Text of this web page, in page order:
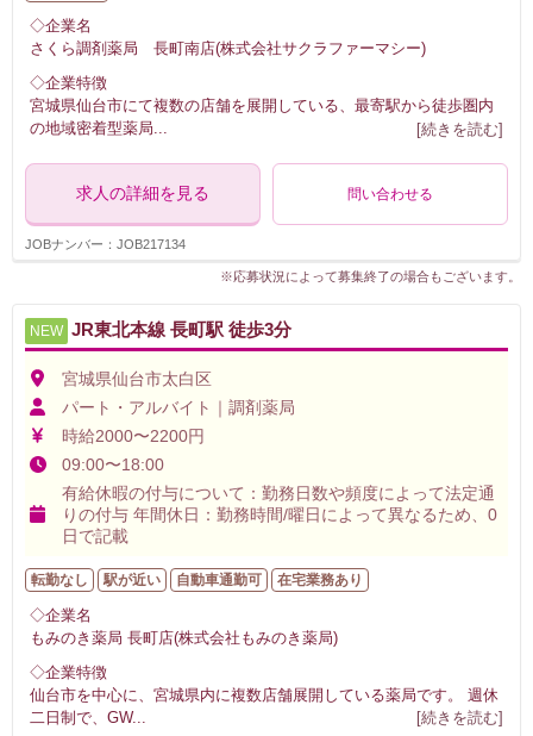
◇企業名
さくら調剤薬局 長町南店(株式会社サクラファーマシー)
◇企業特徴
宮城県仙台市にて複数の店舗を展開している、最寄駅から徒歩圏内
の地域密着型薬局... [続きを読む]
求人の詳細を見る 問い合わせる
JOBナンバー：JOB217134
※応募状況によって募集終了の場合もございます。
NEW JR東北本線 長町駅 徒歩3分
宮城県仙台市太白区
パート・アルバイト｜調剤薬局
時給2000〜2200円
09:00〜18:00
有給休暇の付与について：勤務日数や頻度によって法定通
りの付与 年間休日：勤務時間/曜日によって異なるため、0
日で記載
転勤なし 駅が近い 自動車通勤可 在宅業務あり
◇企業名
もみのき薬局 長町店(株式会社もみのき薬局)
◇企業特徴
仙台市を中心に、宮城県内に複数店舗展開している薬局です。 週休
二日制で、GW... [続きを読む]